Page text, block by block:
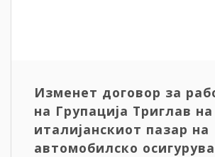
Изменет договор за
на Групација Триглав на
италијанскиот пазар на
автомобилско